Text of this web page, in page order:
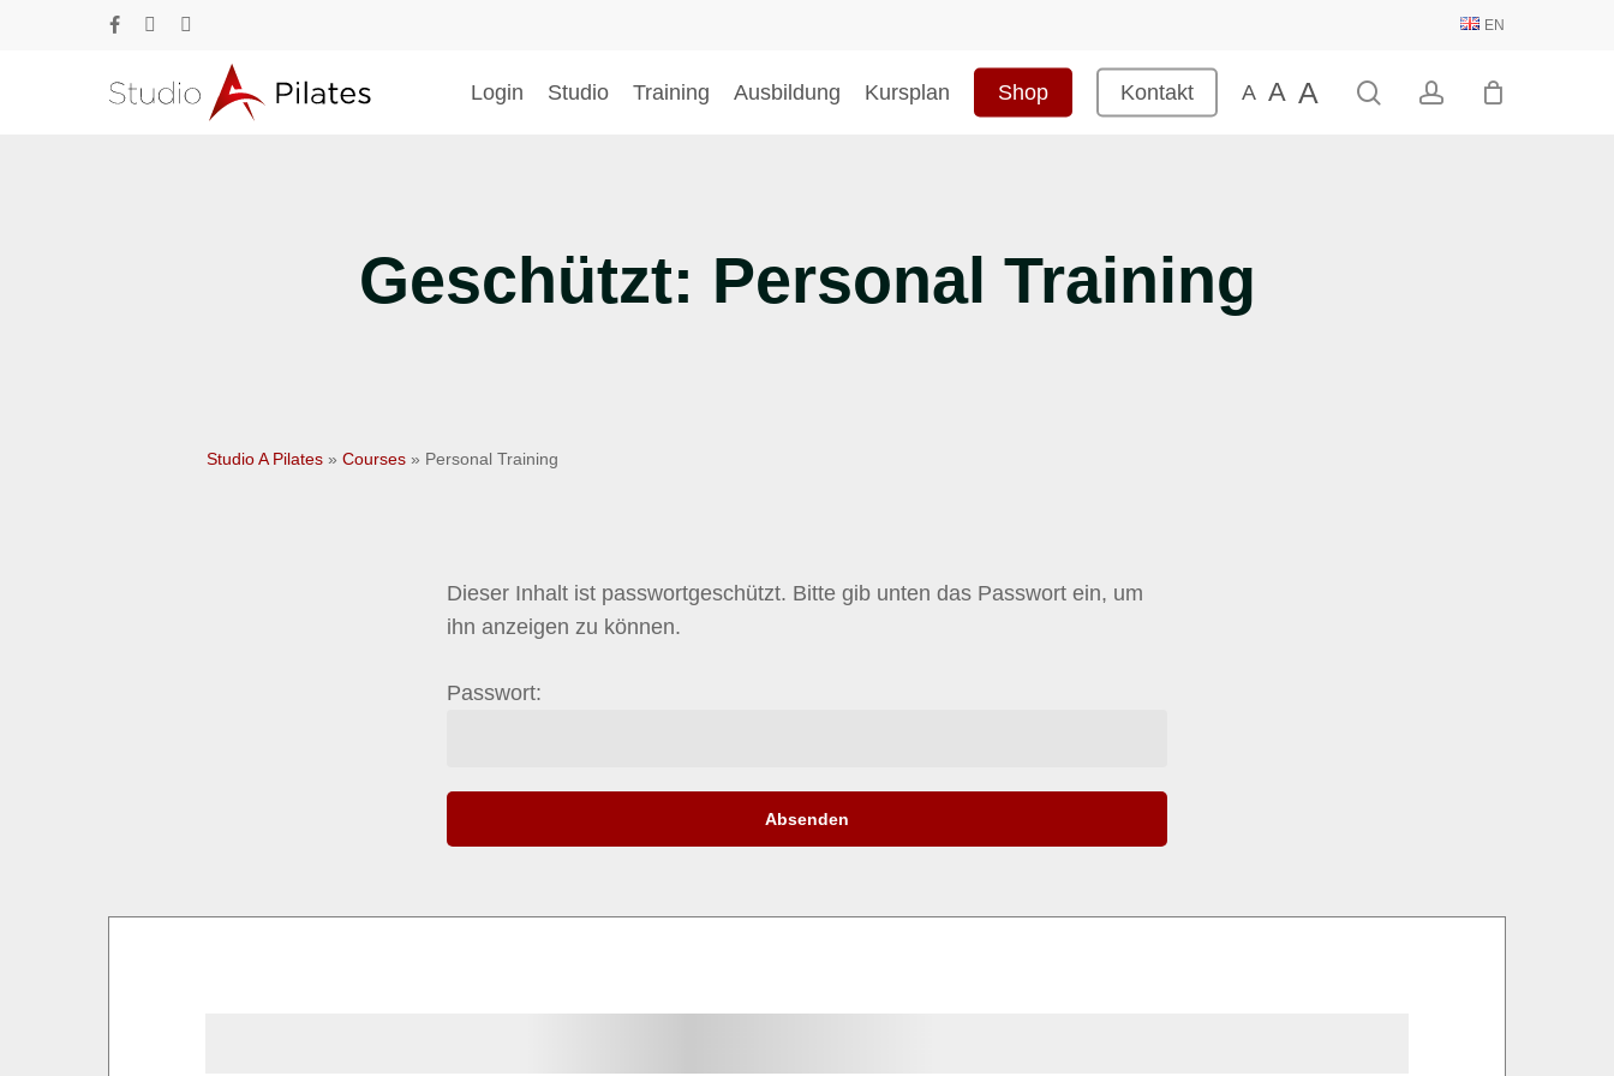
EN
Login Studio Training Ausbildung Kursplan Shop Kontakt A A A searchaccount
Geschützt: Personal Training
Studio A Pilates » Courses » Personal Training
Dieser Inhalt ist passwortgeschützt. Bitte gib unten das Passwort ein, um
ihn anzeigen zu können.
Passwort: